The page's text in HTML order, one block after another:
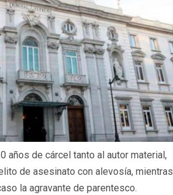
años de cárcel tanto al autor material,
de asesinato con alevosía, mientras
la agravante de parentesco.